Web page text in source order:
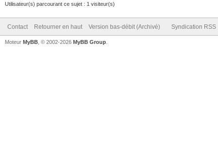
Utilisateur(s) parcourant ce sujet : 1 visiteur(s)
Contact Retourner en haut Version bas-débit (Archivé) Syndication RSS
Moteur MyBB , © 2002-2026 MyBB Group